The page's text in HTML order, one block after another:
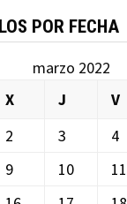
POR FECHA
marzo 2022
X J V
2 3 4
9 10 11